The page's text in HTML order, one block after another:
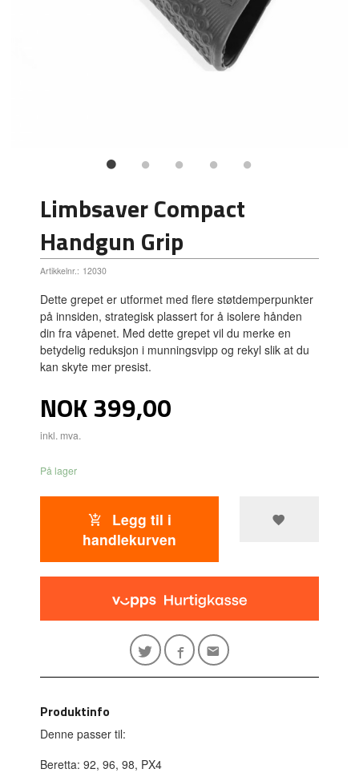
Limbsaver Compact
Handgun Grip
Artikkelnr.: 12030
Dette grepet er utformet med flere støtdemperpunkter
på innsiden, strategisk plassert for å isolere hånden
din fra våpenet. Med dette grepet vil du merke en
betydelig reduksjon i munningsvipp og rekyl slik at du
kan skyte mer presist.
Pris
NOK399,00
inkl. mva.
På lager
Legg til i
handlekurven
Produktinfo
Denne passer til:
Beretta: 92, 96, 98, PX4